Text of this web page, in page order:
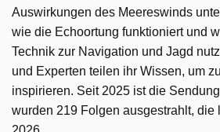
Auswirkungen des Meereswinds
wie die Echoortung funktioniert und
Technik zur Navigation und Jagd
und Experten teilen ihr Wissen, um
inspirieren. Seit 2025 ist die
wurden 219 Folgen ausgestrahlt, die